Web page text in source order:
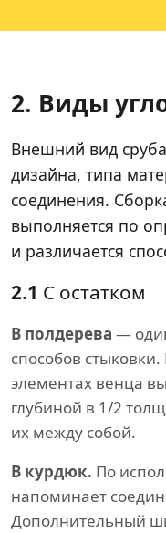
2. Виды
Внешний вид
дизайна, типа
соединения.
выполняется по
и различается
2.1 С остатком
В полдерева —
способов
элементах венца
глубиной в 1/2
их между собой.
В курдюк. По
напоминает
Дополнительный